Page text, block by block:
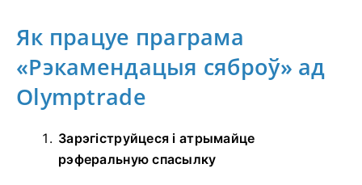
Як працуе праграма
«Рэкамендацыя сяброў» ад
Olymptrade
Зарэгіструйцеся і атрымайце
рэферальную спасылку